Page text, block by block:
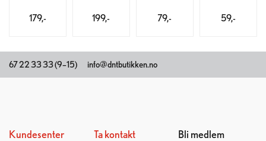
179,- 199,- 79,- 59,-
67 22 33 33 (9–15) info@dntbutikken.no
Kundesenter
Ta kontakt Bli medlem